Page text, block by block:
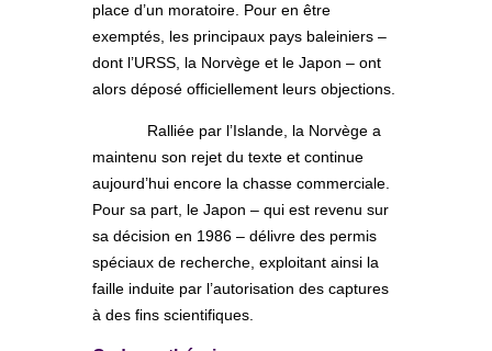
place d’un moratoire. Pour en être
exemptés, les principaux pays baleiniers –
dont l’URSS, la Norvège et le Japon – ont
alors déposé officiellement leurs objections.
Ralliée par l’Islande, la Norvège a
maintenu son rejet du texte et continue
aujourd’hui encore la chasse commerciale.
Pour sa part, le Japon – qui est revenu sur
sa décision en 1986 – délivre des permis
spéciaux de recherche, exploitant ainsi la
faille induite par l’autorisation des captures
à des fins scientifiques.